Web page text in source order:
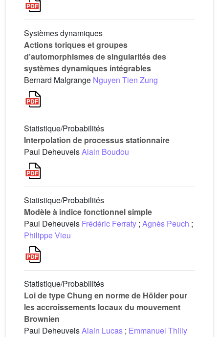
Systèmes dynamiques
Actions toriques et groupes
d'automorphismes de singularités des
systèmes dynamiques intégrables
Bernard Malgrange Nguyen Tien Zung
Statistique/Probabilités
Interpolation de processus stationnaire
Paul DeheuvelsAlain Boudou
Statistique/Probabilités
Modèle à indice fonctionnel simple
Paul Deheuvels Frédéric Ferraty ; Agnès Peuch ;
Philippe Vieu
Statistique/Probabilités
Loi de type Chung en norme de Hölder pour
les accroissements locaux du mouvement
Brownien
Paul DeheuvelsAlain Lucas ; Emmanuel Thilly